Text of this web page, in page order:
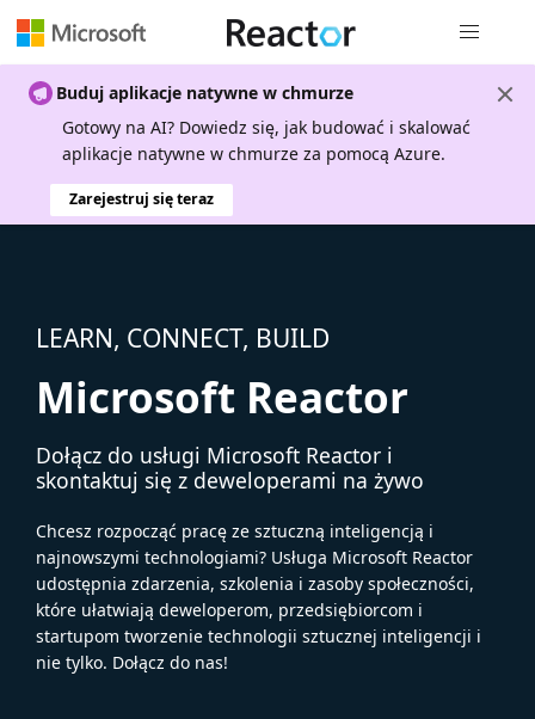
Buduj aplikacje natywne w chmurze
Gotowy na AI? Dowiedz się, jak budować i skalować
aplikacje natywne w chmurze za pomocą Azure.
Zarejestruj się teraz
LEARN, CONNECT, BUILD
Microsoft Reactor
Dołącz do usługi Microsoft Reactor i
skontaktuj się z deweloperami na żywo
Chcesz rozpocząć pracę ze sztuczną inteligencją i
najnowszymi technologiami? Usługa Microsoft Reactor
udostępnia zdarzenia, szkolenia i zasoby społeczności,
które ułatwiają deweloperom, przedsiębiorcom i
startupom tworzenie technologii sztucznej inteligencji i
nie tylko. Dołącz do nas!